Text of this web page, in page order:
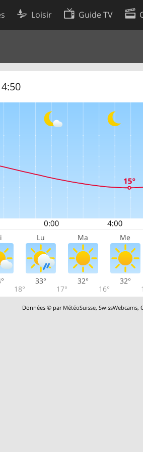
Loisir Guide TV
Lu Ma Me
18°
33°
17°
32°
16°
32°
Données © par MétéoSuisse,SwissWebcams,
Préférences de cookies